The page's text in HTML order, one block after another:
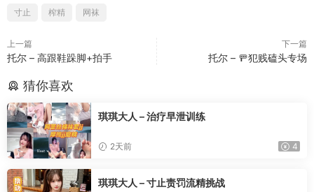
寸止 榨精 网袜
上一篇
托尔 – 高跟鞋跺脚+拍手
下一篇
托尔 – 🚥犯贱磕头专场
猜你喜欢
琪琪大人 – 治疗早泄训练
2天前 4
琪琪大人 – 寸止责罚流精挑战